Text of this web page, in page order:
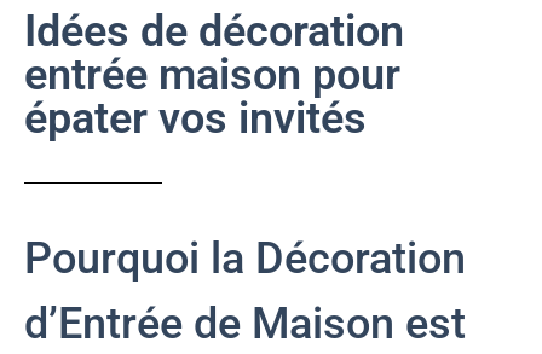
Idées de décoration
entrée maison pour
épater vos invités
Pourquoi la Décoration
d’Entrée de Maison est